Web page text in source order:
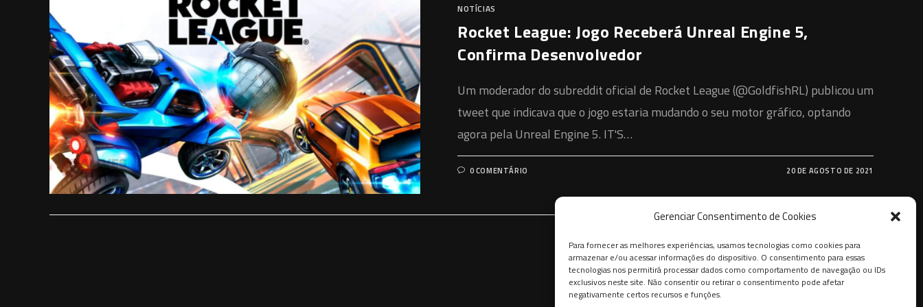
Gerenciar Consentimento de Cookies
Para fornecer as melhores experiências, usamos tecnologias como cookies para
armazenar e/ou acessar informações do dispositivo. O consentimento para essas
tecnologias nos permitirá processar dados como comportamento de navegação ou IDs
exclusivos neste site. Não consentir ou retirar o consentimento pode afetar
negativamente certos recursos e funções.
NOTÍCIAS
Rocket League: Jogo Receberá Unreal Engine 5,
Confirma Desenvolvedor
Um moderador do subreddit oficial de Rocket League (@GoldfishRL) publicou um
tweet que indicava que o jogo estaria mudando o seu motor gráfico, optando
agora pela Unreal Engine 5. IT'S…
0 COMENTÁRIO 20 DE AGOSTO DE 2021